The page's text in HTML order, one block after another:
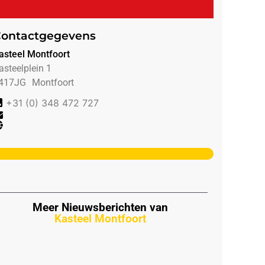
Montfoort
1
Montfoort
+31 (0) 348 472 727
Meer Nieuwsberichten van
Kasteel Montfoort